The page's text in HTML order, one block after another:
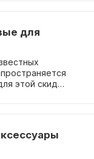
нашем
скидки не
для
этой скидки